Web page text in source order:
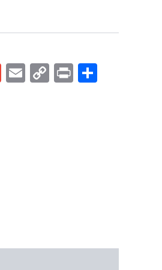
GmailEmailCopy
Print